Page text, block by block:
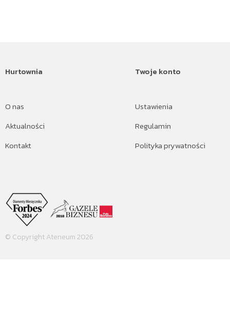
Hurtownia
O nas
Aktualności
Kontakt
Twoje konto
Ustawienia
Regulamin
Polityka prywatności
© Copyright Ateneum 2026